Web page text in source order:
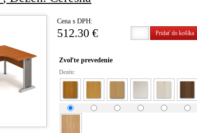
Cena s DPH:
512.30 € Pridať do košíka
Zvoľte prevedenie
Dezén: